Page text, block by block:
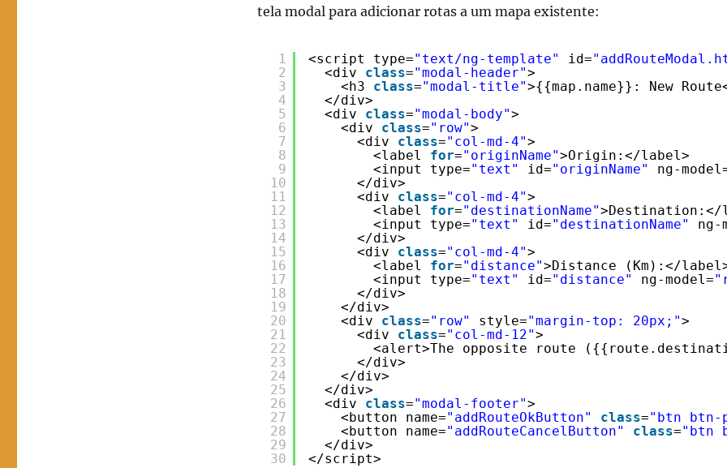
tela modal para adicionar rotas a um mapa existente:
1
2
3
4
5
6
7
8
9
10
11
12
13
14
15
16
17
18
19
20
21
22
23
24
25
26
27
28
29
30
<script type="text/ng-template" id=
<div class="modal-header">
<h3 class="modal-title">{{map.name}}: New
</div>
<div class="modal-body">
<div class="row">
<div class="col-md-4">
<label for="originName">Origin:</label>
<input type="text" id="originName"
ng-
</div>
<div class="col-md-4">
<label for="destinationName">Destination:</
<input type="text" id="destinationName"
ng-
</div>
<div class="col-md-4">
<label for="distance">Distance (Km):</
<input type="text" id="distance" ng-model=
</div>
</div>
<div class="row" style="margin-top: 20px;">
<div class="col-md-12">
<alert>The opposite route
</div>
</div>
</div>
<div class="modal-footer">
<button name="addRouteOkButton" class="btn btn-
<button name="addRouteCancelButton" class="btn
</div>
</script>